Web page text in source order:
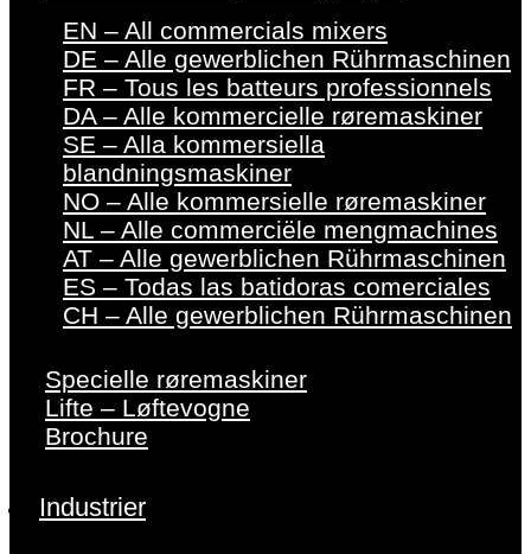
EN – All commercials mixers
DE – Alle gewerblichen Rührmaschinen
FR – Tous les batteurs professionnels
DA – Alle kommercielle røremaskiner
SE – Alla kommersiella
blandningsmaskiner
NO – Alle kommersielle røremaskiner
NL – Alle commerciële mengmachines
AT – Alle gewerblichen Rührmaschinen
ES – Todas las batidoras comerciales
CH – Alle gewerblichen Rührmaschinen
Specielle røremaskiner
Lifte – Løftevogne
Brochure
Industrier